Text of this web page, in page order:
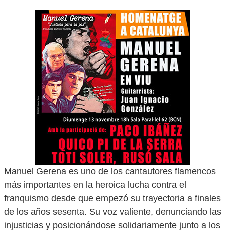
Manuel Gerena es uno de los cantautores flamencos
más importantes en la heroica lucha contra el
franquismo desde que empezó su trayectoria a finales
de los años sesenta. Su voz valiente, denunciando las
injusticias y posicionándose solidariamente junto a los